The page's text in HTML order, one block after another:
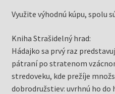
bola:
14,48 €.
je:
12,50 €.
Využite výhodnú kúpu, spolu
Kniha Strašidelný hrad:
Hádajko sa prvý raz
pátraní po stratenom
stredoveku, kde prežíje
dobrodružstiev: uvrhnú ho